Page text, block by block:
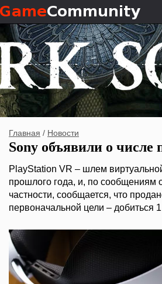
Главная / Новости
Sony объявили о числе
PlayStation VR – шлем
прошлого года, и, по сообщениям
частности, сообщается, что
первоначальной цели – добиться